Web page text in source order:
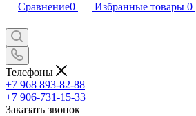
Сравнение0 Избранные товары 0
Телефоны
+7 968 893-82-88
+7 906-731-15-33
Заказать звонок